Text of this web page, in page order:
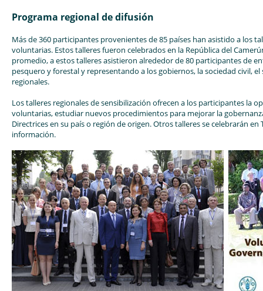
Programa regional de difusión
Más de 360 participantes provenientes de 85 países han asistido a los
voluntarias. Estos talleres fueron celebrados en la República del
promedio, a estos talleres asistieron alrededor de 80 participantes de
pesquero y forestal y representando a los gobiernos, la sociedad civil,
regionales.
Los talleres regionales de sensibilización ofrecen a los participantes la
voluntarias, estudiar nuevos procedimientos para mejorar la
Directrices en su país o región de origen. Otros talleres se celebrarán
información.